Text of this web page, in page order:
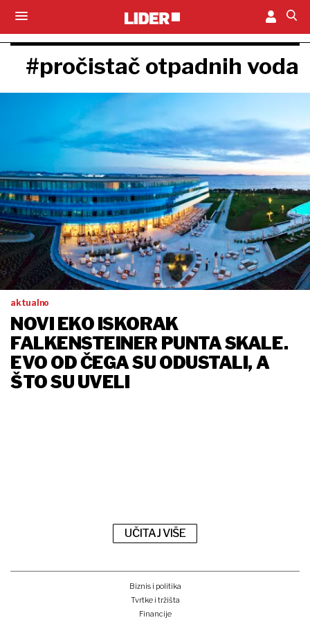
#pročistač otpadnih voda
aktualno
NOVI EKO ISKORAK
FALKENSTEINER PUNTA SKALE.
EVO OD ČEGA SU ODUSTALI, A
ŠTO SU UVELI
UČITAJ VIŠE
Biznis i politika
Tvrtke i tržišta
Financije